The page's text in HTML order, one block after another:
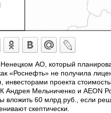
АО, который
«Роснефть» не получила
инвесторами проекта
Андрея Мельниченко и AEON
60 млрд руб., если
скептически.